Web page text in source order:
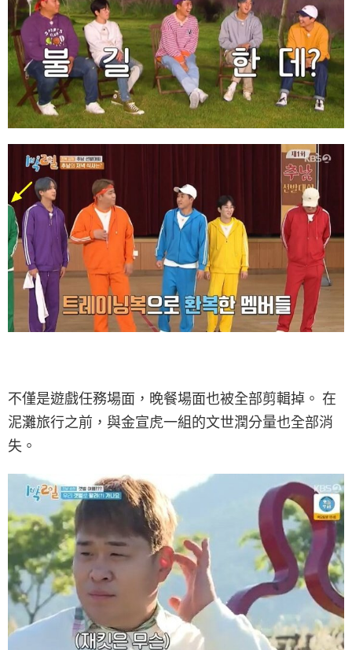
不僅是遊戲任務場面，晚餐場面也被全部剪輯掉。 在
泥灘旅行之前，與金宣虎一組的文世潤分量也全部消
失。